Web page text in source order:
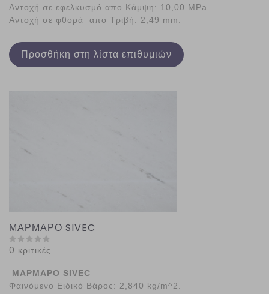
Αντοχή σε εφελκυσμό απο Κάμψη: 10,00 MPa.
Αντοχή σε φθορά απο Τριβή: 2,49 mm.
Προσθήκη στη λίστα επιθυμιών
ΜΑΡΜΑΡΟ SIVEC
0 κριτικές
ΜΑΡΜΑΡΟ SIVEC
Φαινόμενο Ειδικό Βάρος: 2,840 kg/m^2.